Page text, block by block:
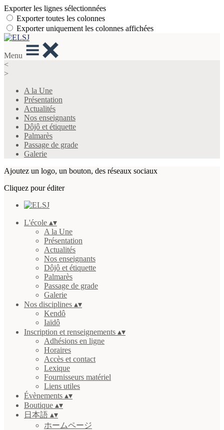
Exporter les lignes sélectionnées
Exporter toutes les colonnes
Exporter uniquement les colonnes affichées
Menu
<
>
A la Une
Présentation
Actualités
Nos enseignants
Dôjô et étiquette
Palmarès
Passage de grade
Galerie
Ajoutez un logo, un bouton, des réseaux sociaux
Cliquez pour éditer
L'école ▴▾
A la Une
Présentation
Actualités
Nos enseignants
Dôjô et étiquette
Palmarès
Passage de grade
Galerie
Nos disciplines ▴▾
Kendô
Iaïdô
Inscription et renseignements ▴▾
Adhésions en ligne
Horaires
Accès et contact
Lexique
Fournisseurs matériel
Liens utiles
Évènements ▴▾
Boutique ▴▾
日本語 ▴▾
ホームページ